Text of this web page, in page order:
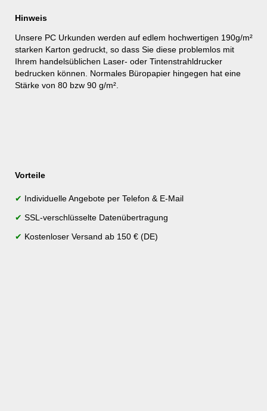
Hinweis
Unsere PC Urkunden werden auf edlem hochwertigen 190g/m²
starken Karton gedruckt, so dass Sie diese problemlos mit
Ihrem handelsüblichen Laser- oder Tintenstrahldrucker
bedrucken können. Normales Büropapier hingegen hat eine
Stärke von 80 bzw 90 g/m².
Vorteile
✔ Individuelle Angebote per Telefon & E-Mail
✔ SSL-verschlüsselte Datenübertragung
✔ Kostenloser Versand ab 150 € (DE)